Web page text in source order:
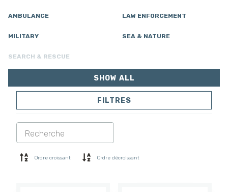
AMBULANCE LAW ENFORCEMENT
MILITARY SEA & NATURE
SEARCH & RESCUE
PANTALONS
COMBINAISON
SOFTSHELL
CHEMISES
SHOW ALL
FILTRES
Ordre croissant Ordre décroissant